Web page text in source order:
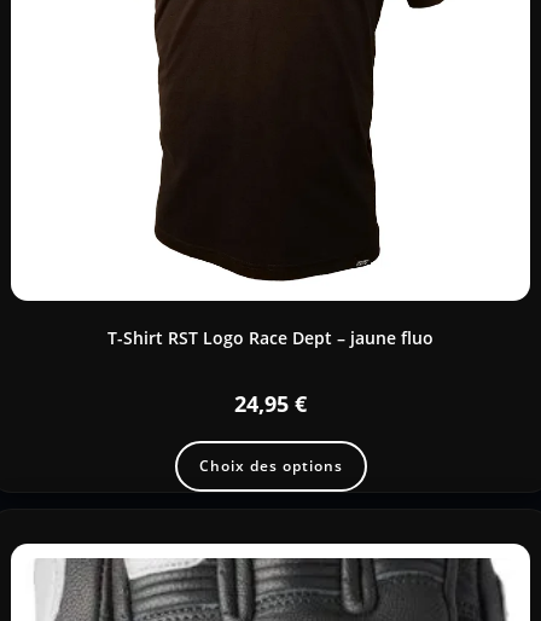
T-Shirt RST Logo Race Dept – jaune fluo
24,95 €
Choix des options